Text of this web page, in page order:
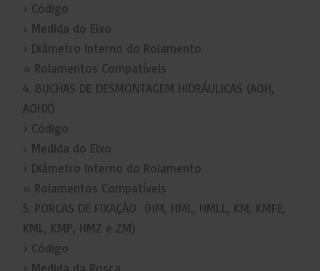
› Código
› Medida do Eixo
› Diâmetro Interno do Rolamento
» Rolamentos Compatíveis
4. BUCHAS DE DESMONTAGEM HIDRÁULICAS (AOH,
AOHX)
› Código
› Medida do Eixo
› Diâmetro Interno do Rolamento
» Rolamentos Compatíveis
5. PORCAS DE FIXAÇÃO (HM, HML, HMLL, KM, KMFE,
KML, KMP, HMZ e ZM)
› Código
› Medida da Rosca